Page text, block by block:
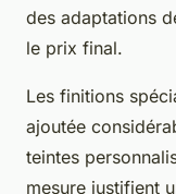
des adaptations
le prix final.
Les finitions
ajoutée
teintes
mesure justifient